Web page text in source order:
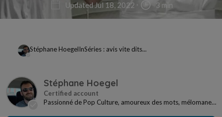
Updated Jul 18, 2022
3 min
Stéphane HoegelInSéries : avis vite dits...
Stéphane Hoegel
Passionné de Pop Culture, amoureux des mots, mélomane